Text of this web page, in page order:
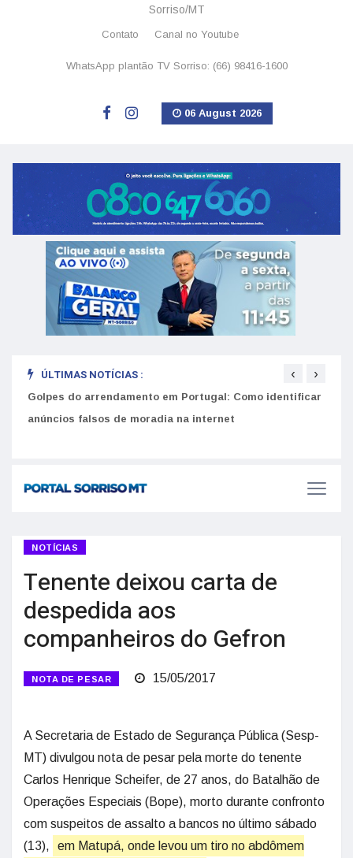
Sorriso/MT
Contato Canal no Youtube
WhatsApp plantão TV Sorriso: (66) 98416-1600
06 August 2026
ÚLTIMAS NOTÍCIAS :
Golpes do arrendamento em Portugal: Como identificar
anúncios falsos de moradia na internet
‹ ›
NOTÍCIAS
Tenente deixou carta de
despedida aos
companheiros do Gefron
NOTA DE PESAR 15/05/2017
A Secretaria de Estado de Segurança Pública (Sesp-
MT) divulgou nota de pesar pela morte do tenente
Carlos Henrique Scheifer, de 27 anos, do Batalhão de
Operações Especiais (Bope), morto durante confronto
com suspeitos de assalto a bancos no último sábado
(13),
em Matupá, onde levou um tiro no abdômem